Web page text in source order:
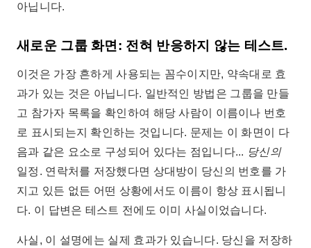
아닙니다.
새로운 그룹 화면: 전혀 반응하지 않는 테스트.
이것은 가장 흔하게 사용되는 꼼수이지만, 약속대로 효
과가 있는 것은 아닙니다. 일반적인 방법은 그룹을 만들
고 참가자 목록을 확인하여 해당 사람이 이름이나 번호
로 표시되는지 확인하는 것입니다. 문제는 이 화면이 다
음과 같은 요소로 구성되어 있다는 점입니다... 당신의
일정. 연락처를 저장했다면 상대방이 당신의 번호를 가
지고 있든 없든 어떤 상황에서도 이름이 항상 표시됩니
다. 이 답변은 테스트 전에도 이미 사실이었습니다.
사실, 이 설명에는 실제 효과가 있습니다. 당신을 저장하